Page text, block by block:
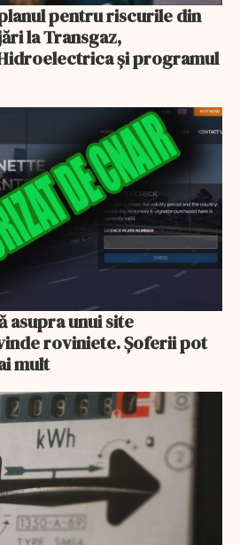
pentru riscurile din
la Transgaz,
și programul
asupra unui site
roviniete. Șoferii pot
mult